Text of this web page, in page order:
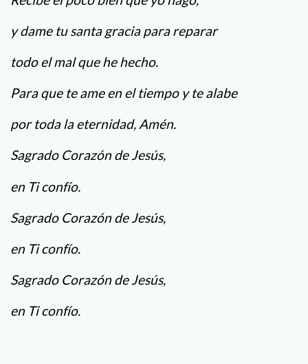
y dame tu santa gracia para reparar
todo el mal que he hecho.
Para que te ame en el tiempo y te alabe
por toda la eternidad, Amén.
Sagrado Corazón de Jesús,
en Ti confío.
Sagrado Corazón de Jesús,
en Ti confío.
Sagrado Corazón de Jesús,
en Ti confío.